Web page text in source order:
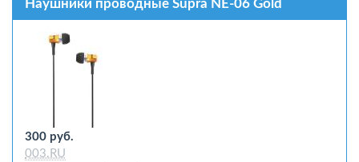
Наушники проводные Supra NE-06 Gold
300 руб.
003.RU